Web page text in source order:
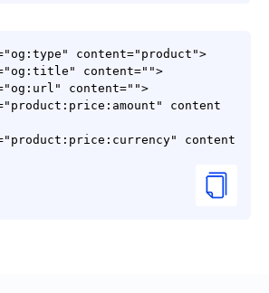
content="product">
content="">
content="">
content
content